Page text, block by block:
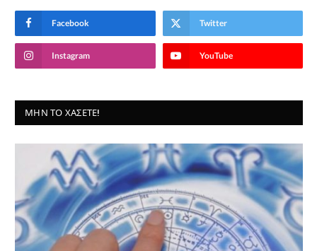
Facebook Twitter
Instagram YouTube
ΜΗΝ ΤΟ ΧΆΣΕΤΕ!